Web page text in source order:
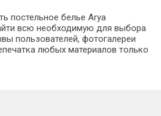
постельное белье Arya
всю необходимую для выбора
пользователей, фотогалереи
любых материалов только